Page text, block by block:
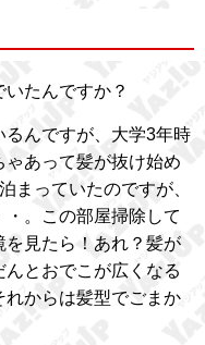
たんですか？
るんですが、大学3年時
あって髪が抜け始め
まっていたのですが、
。この部屋掃除して
見たら！あれ？髪が
とおでこが広くなる
からは髪型でごまか